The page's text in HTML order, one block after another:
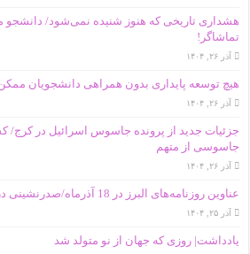
هشداری تاریخی که هنوز شنیده نمی‌شود/ دانشجو
تماشاگر!
آذر ۲۶, ۱۴۰۴
هیچ توسعه پایداری بدون همراهی دانشجویان
آذر ۲۶, ۱۴۰۴
جزئیات جدید از پرونده جاسوس اسرائیل در کرج/‌
جاسوسی از متهم
آذر ۲۶, ۱۴۰۴
عناوین روزنامه‌های البرز در ‌18 آذرماه/صدرنشینی در ارائه خدمات زایمان بی‌درد
آذر ۲۵, ۱۴۰۴
یادداشت| روزی که جهان از نو متولد شد